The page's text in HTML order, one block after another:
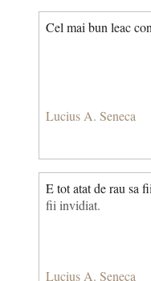
Cel mai bun leac
Lucius A. Seneca
E tot atat de rau sa
fii invidiat.
Lucius A. Seneca